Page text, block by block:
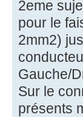
2eme
pour le
2mm2)
Gauche/
Sur le
présents